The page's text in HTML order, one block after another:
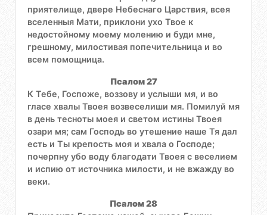
приятелище, двере Небеснаго Царствия, всея
вселенныя Мати, приклони ухо Твое к
недостойному моему молению и буди мне,
грешному, милостивая попечительница и во
всем помощница.
Псалом 27
К Тебе, Госпоже, воззову и услыши мя, и во
гласе хвалы Твоея возвеселиши мя. Помилуй мя
в день тесноты моея и светом истины Твоея
озари мя; сам Господь во утешение наше Тя дал
есть и Ты крепость моя и хвала о Господе;
почерпну убо воду благодати Твоея с веселием
и испию от источника милости, и не вжажду во
веки.
Псалом 28